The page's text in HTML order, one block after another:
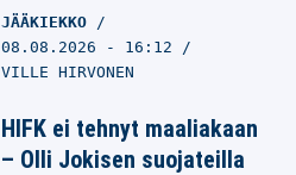
JÄÄKIEKKO
08.08.2026 - 16:12
VILLE HIRVONEN
HIFK ei tehnyt maaliakaan
– Olli Jokisen suojateilla